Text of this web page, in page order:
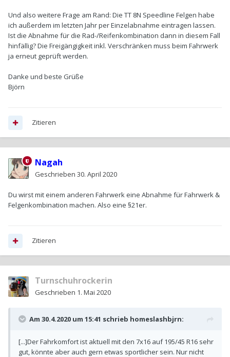
Und also weitere Frage am Rand: Die TT 8N Speedline Felgen habe
ich außerdem im letzten Jahr per Einzelabnahme eintragen lassen.
Ist die Abnahme für die Rad-/Reifenkombination dann in diesem Fall
hinfällig? Die Freigängigkeit inkl. Verschränken muss beim Fahrwerk
ja erneut geprüft werden.
Danke und beste Grüße
Björn
Zitieren
Nagah
Geschrieben 30. April 2020
Du wirst mit einem anderen Fahrwerk eine Abnahme für Fahrwerk &
Felgenkombination machen. Also eine §21er.
Zitieren
Turnschuhrockerin
Geschrieben 1. Mai 2020
Am 30.4.2020 um 15:41 schrieb homeslashbjrn:
[...]Der Fahrkomfort ist aktuell mit den 7x16 auf 195/45 R16 sehr
gut, könnte aber auch gern etwas sportlicher sein. Nur nicht